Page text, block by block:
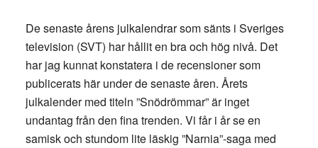
De senaste årens julkalendrar som sänts i Sveriges
television (SVT) har hållit en bra och hög nivå. Det
har jag kunnat konstatera i de recensioner som
publicerats här under de senaste åren. Årets
julkalender med titeln ”Snödrömmar” är inget
undantag från den fina trenden. Vi får i år se en
samisk och stundom lite läskig ”Narnia”-saga med